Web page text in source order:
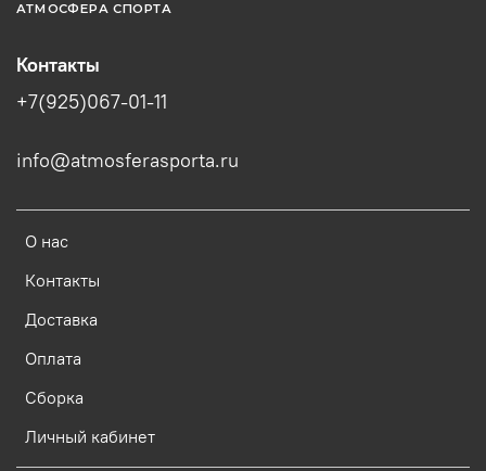
АТМОСФЕРА СПОРТА
О нас
Контакты
Доставка
Оплата
Сборка
Личный кабинет
Контакты
+7(925)067-01-11
info@atmosferasporta.ru